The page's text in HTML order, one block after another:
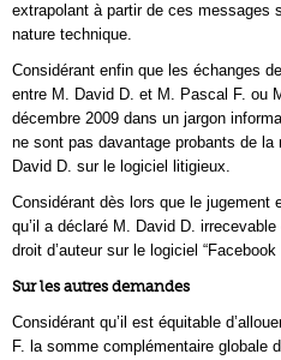
extrapolant à partir de ces messages
nature technique.
Considérant enfin que les échanges
entre M. David D. et M. Pascal F. ou
décembre 2009 dans un jargon
ne sont pas davantage probants de
David D. sur le logiciel litigieux.
Considérant dès lors que le jugement
qu’il a déclaré M. David D.
droit d’auteur sur le logiciel “Facebook
Sur les autres demandes
Considérant qu’il est équitable
F. la somme complémentaire globale